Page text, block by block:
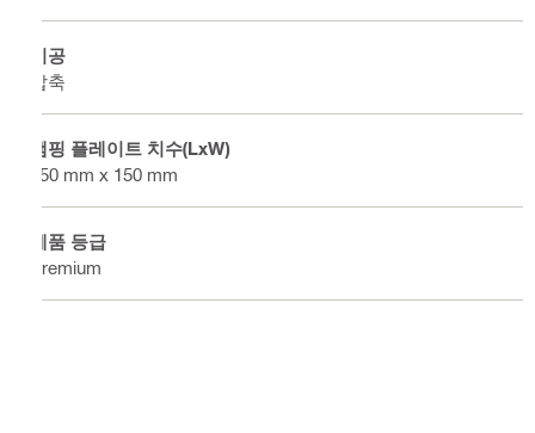
시공
압축
탬핑 플레이트 치수(LxW)
150 mm x 150 mm
제품 등급
Premium